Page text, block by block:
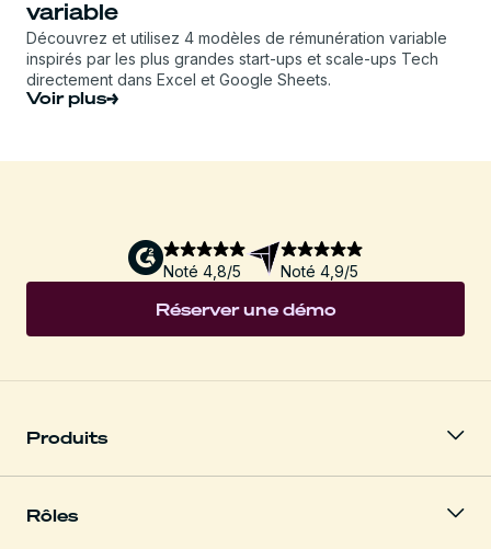
variable
Découvrez et utilisez 4 modèles de rémunération variable
inspirés par les plus grandes start-ups et scale-ups Tech
directement dans Excel et Google Sheets.
Voir plus
Noté 4,8/5 Noté 4,9/5
Réserver une démo
Produits
Rôles